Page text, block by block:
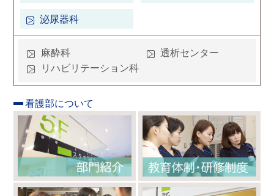
泌尿器科
麻酔科
透析センター
リハビリテーション科
看護部について